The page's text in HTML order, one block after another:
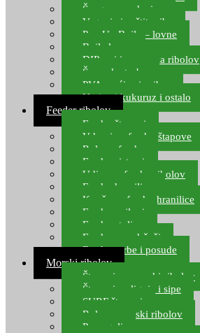
Špage, upredenice
Vaganje i zaštita ribe
Pop Up Boile – lovne
Boile lovne
DIP-ovi i arome za ribolov
Šaranske torbe
PVA vrećice i pribor
Umjetni kukuruz i ostalo
Feeder ribolov
Feeder štapovi
Vrhovi za feeder štapove
Role za feeder
Feeder sistemi
Udice za feeder ribolov
Feeder hranilice
Kopče za feeder hranilice
Feeder najloni
Feeder stolice
Feeder arm držači
Feeder torbe i posude
Morski ribolov
Štapovi za morski ribolov
Štapovi za lignje i sipe
SURF štapovi
Role za morski ribolov
Parangali